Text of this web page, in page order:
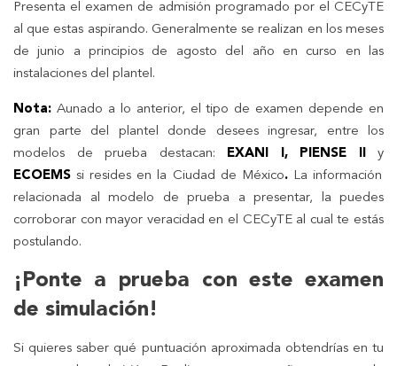
Presenta el examen de admisión programado por el CECyTE
al que estas aspirando. Generalmente se realizan en los meses
de junio a principios de agosto del año en curso en las
instalaciones del plantel.
Nota: Aunado a lo anterior, el tipo de examen depende en
gran parte del plantel donde desees ingresar, entre los
modelos de prueba destacan: EXANI I, PIENSE IIy
ECOEMS si resides en la Ciudad de México.La información
relacionada al modelo de prueba a presentar, la puedes
corroborar con mayor veracidad en el CECyTE al cual te estás
postulando.
¡Ponte a prueba con este examen
de simulación!
Si quieres saber qué puntuación aproximada obtendrías en tu